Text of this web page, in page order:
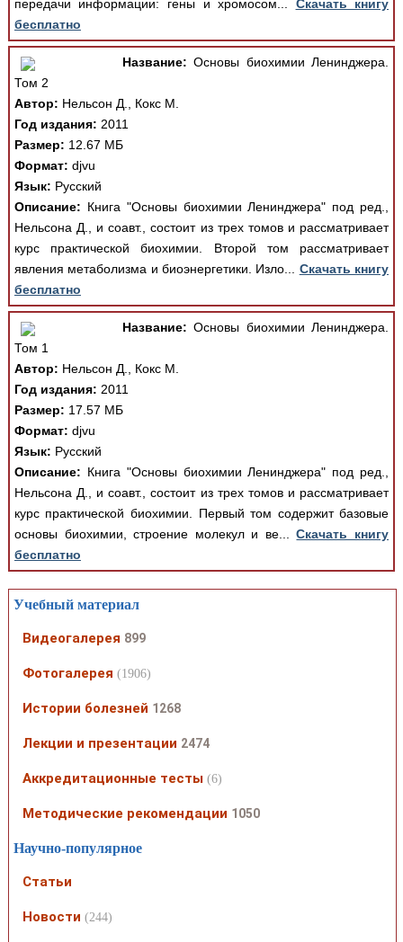
передачи информации: гены и хромосом... Скачать книгу
бесплатно
Название: Основы биохимии Ленинджера.
Том 2
Автор: Нельсон Д., Кокс М.
Год издания: 2011
Размер: 12.67 МБ
Формат: djvu
Язык: Русский
Описание: Книга "Основы биохимии Ленинджера" под ред.,
Нельсона Д., и соавт., состоит из трех томов и рассматривает
курс практической биохимии. Второй том рассматривает
явления метаболизма и биоэнергетики. Изло... Скачать книгу
бесплатно
Название: Основы биохимии Ленинджера.
Том 1
Автор: Нельсон Д., Кокс М.
Год издания: 2011
Размер: 17.57 МБ
Формат: djvu
Язык: Русский
Описание: Книга "Основы биохимии Ленинджера" под ред.,
Нельсона Д., и соавт., состоит из трех томов и рассматривает
курс практической биохимии. Первый том содержит базовые
основы биохимии, строение молекул и ве...Скачать книгу
бесплатно
Учебный материал
Видеогалерея 899
Фотогалерея (1906)
Истории болезней 1268
Лекции и презентации 2474
Аккредитационные тесты (6)
Методические рекомендации 1050
Научно-популярное
Статьи
Новости (244)